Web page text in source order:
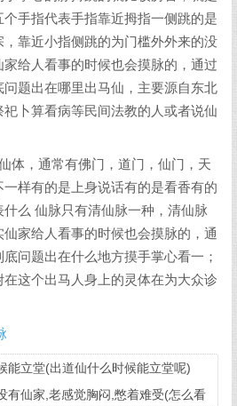
手指代表手指靠近拇指一侧跳的是
靠近小指侧跳的为门槛外外来的没
给人看事的时候也会摸脉的，通过
题出在哪里出马仙，主要源自东北
卜算看病等民间法教的人或者说仙
体，通常有佛门，道门，仙门，天
样有的是上身说话有的是看香有的
么 仙脉只有清仙脉一种，清仙脉
家给人看事的时候也会摸脉的，通
问题出在什么地方摸手掌心看一；
这个出马人身上的灵体在为大众诊
能立堂(出道仙什么时候能立堂呢)
有仙家,老感觉胸闷,憋着难受(怎么看